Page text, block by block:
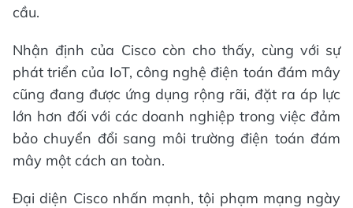
cầu.
Nhận định của Cisco còn cho thấy, cùng với sự
phát triển của IoT, công nghệ điện toán đám mây
cũng đang được ứng dụng rộng rãi, đặt ra áp lực
lớn hơn đối với các doanh nghiệp trong việc đảm
bảo chuyển đổi sang môi trường điện toán đám
mây một cách an toàn.
Đại diện Cisco nhấn mạnh, tội phạm mạng ngày